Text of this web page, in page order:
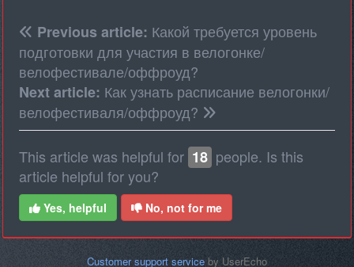
Previous article: Какой требуется уровень
подготовки для участия в велогонке/
велофестивале/оффроуд?
Next article: Как узнать расписание велогонки/
велофестиваля/оффроуд?
This article was helpful for 18 people. Is this
article helpful for you?
Yes, helpful No, not for me
Customer support service by UserEcho